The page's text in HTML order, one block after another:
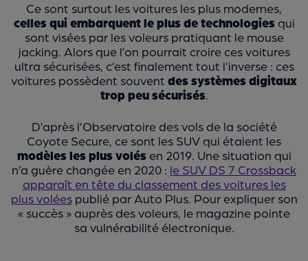
Ce sont surtout les voitures les plus modernes,
celles qui embarquent le plus de technologiesqui
sont visées par les voleurs pratiquant le mouse
jacking. Alors que l’on pourrait croire ces voitures
ultra sécurisées, c’est finalement tout l’inverse : ces
voitures possèdent souvent des systèmes digitaux
trop peu sécurisés.
D’après l’Observatoire des vols de la société
Coyote Secure, ce sont les SUV qui étaient les
modèles les plus volés en 2019. Une situation qui
n’a guère changée en 2020 : le SUV DS 7 Crossback
apparaît en tête du classement des voitures les
plus voléespublié par Auto Plus. Pour expliquer son
« succès » auprès des voleurs, le magazine pointe
sa vulnérabilité électronique.